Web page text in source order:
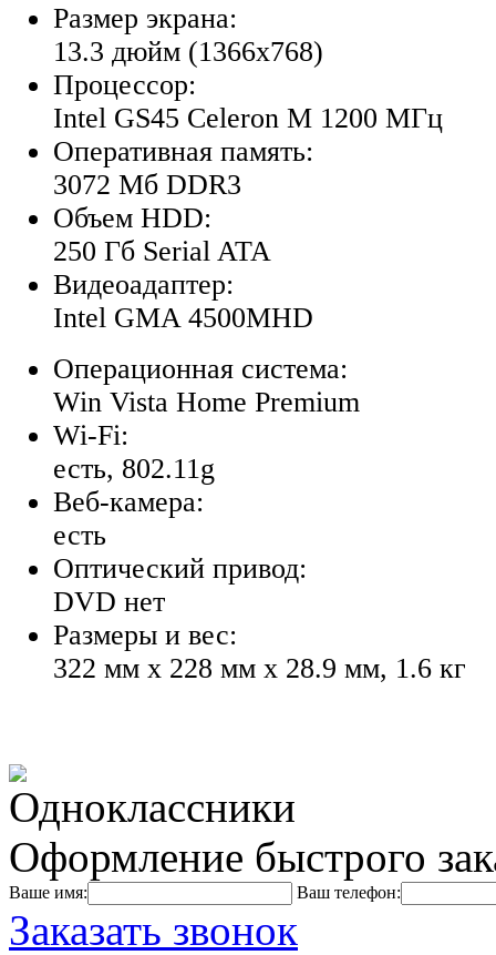
Размер экрана:
13.3 дюйм (1366x768)
Процессор:
Intel GS45 Celeron M 1200 МГц
Оперативная память:
3072 Мб DDR3
Объем HDD:
250 Гб Serial ATA
Видеоадаптер:
Intel GMA 4500MHD
Операционная система:
Win Vista Home Premium
Wi-Fi:
есть, 802.11g
Веб-камера:
есть
Оптический привод:
DVD нет
Размеры и вес:
322 мм x 228 мм x 28.9 мм, 1.6 кг
Оформление быстрого
Ваше имя: Ваш телефон:
Заказать звонок